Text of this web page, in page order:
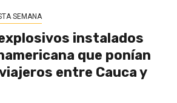
SEMANA
instalados
que ponían
entre Cauca y